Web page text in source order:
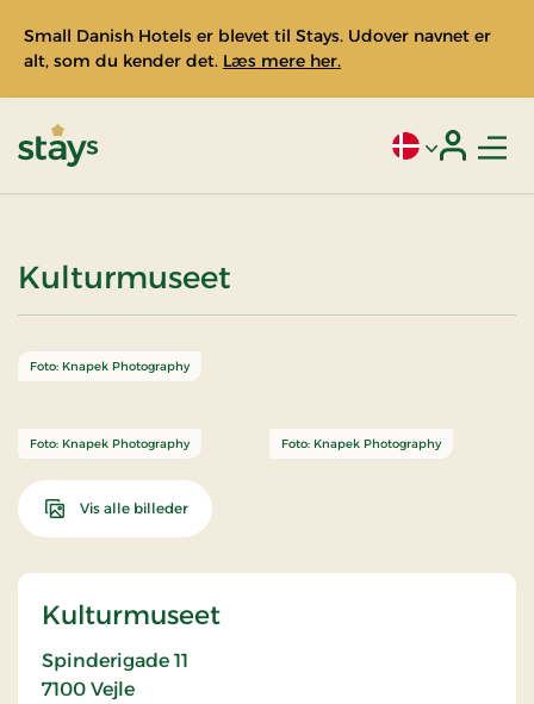
Small Danish Hotels er blevet til Stays. Udover navnet er
alt, som du kender det. Læs mere her.
Aktivt sprog:
Kulturmuseet
Kulturmuseet
Spinderigade 11
7100 Vejle
Foto: Knapek Photography
Foto: Knapek Photography Foto: Knapek Photography
Vis alle billeder